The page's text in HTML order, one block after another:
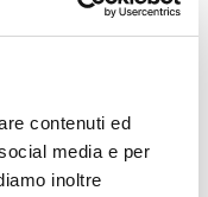
contenuti ed
media e per
inoltre
le-mie-t-shirt/
video non intendono
o di altri specialisti.
o di conseguenze